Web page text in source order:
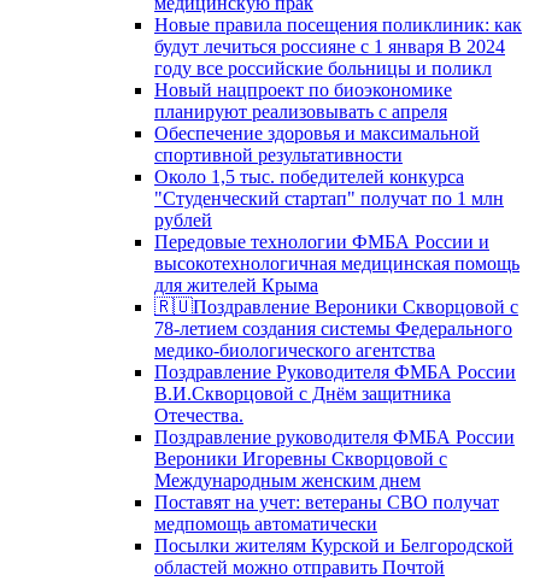
Новые правила посещения поликлиник: как
будут лечиться россияне с 1 января В 2024
году все российские больницы и поликл
Новый нацпроект по биоэкономике
планируют реализовывать с апреля
Обеспечение здоровья и максимальной
спортивной результативности
Около 1,5 тыс. победителей конкурса
"Студенческий стартап" получат по 1 млн
рублей
Передовые технологии ФМБА России и
высокотехнологичная медицинская помощь
для жителей Крыма
🇷🇺Поздравление Вероники Скворцовой с
78-летием создания системы Федерального
медико-биологического агентства
Поздравление Руководителя ФМБА России
В.И.Скворцовой с Днём защитника
Отечества.
Поздравление руководителя ФМБА России
Вероники Игоревны Скворцовой с
Международным женским днем
Поставят на учет: ветераны СВО получат
медпомощь автоматически
Посылки жителям Курской и Белгородской
областей можно отправить Почтой